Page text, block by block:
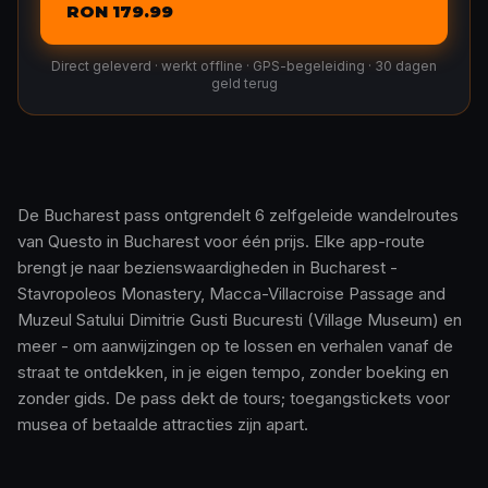
RON 179.99
Direct geleverd · werkt offline · GPS-begeleiding · 30 dagen
geld terug
De Bucharest pass ontgrendelt 6 zelfgeleide wandelroutes
van Questo in Bucharest voor één prijs. Elke app-route
brengt je naar bezienswaardigheden in Bucharest -
Stavropoleos Monastery, Macca-Villacroise Passage and
Muzeul Satului Dimitrie Gusti Bucuresti (Village Museum) en
meer - om aanwijzingen op te lossen en verhalen vanaf de
straat te ontdekken, in je eigen tempo, zonder boeking en
zonder gids. De pass dekt de tours; toegangstickets voor
musea of betaalde attracties zijn apart.